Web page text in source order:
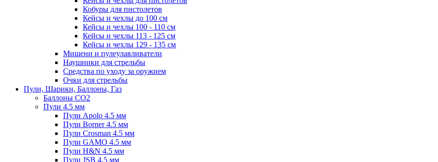
Кобуры для пистолетов
Кейсы и чехлы до 100 см
Кейсы и чехлы 100 - 110 см
Кейсы и чехлы 113 - 125 см
Кейсы и чехлы 129 - 135 см
Мишени и пулеулавливатели
Наушники для стрельбы
Средства по уходу за оружием
Очки для стрельбы
Пули, Шарики, Баллоны, Газ
Баллоны CO2
Пули 4.5 мм
Пули Apolo 4.5 мм
Пули Borner 4.5 мм
Пули Crosman 4.5 мм
Пули GAMO 4.5 мм
Пули H&N 4.5 мм
Пули JSB 4.5 мм